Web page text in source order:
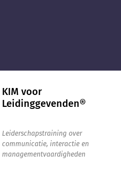
KIM voor
Leidinggevenden®
Leiderschapstraining over
communicatie, interactie en
managementvaardigheden